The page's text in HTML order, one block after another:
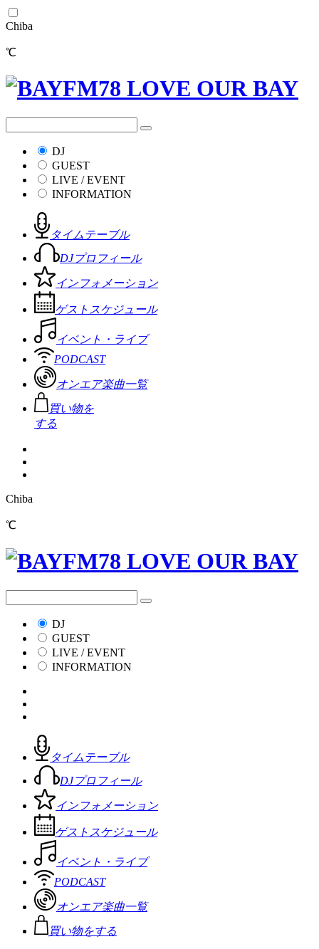
Chiba
℃
DJ
GUEST
LIVE / EVENT
INFORMATION
タイムテーブル
DJプロフィール
インフォメーション
ゲストスケジュール
イベント・ライブ
PODCAST
オンエア楽曲一覧
買い物を
する
Chiba
℃
DJ
GUEST
LIVE / EVENT
INFORMATION
タイムテーブル
DJプロフィール
インフォメーション
ゲストスケジュール
イベント・ライブ
PODCAST
オンエア楽曲一覧
買い物をする